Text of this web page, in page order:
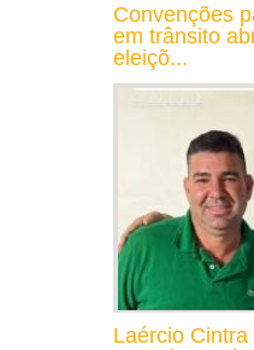
Convenções
em trânsito
eleiçõ...
Laércio